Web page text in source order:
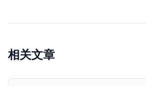
相关文章